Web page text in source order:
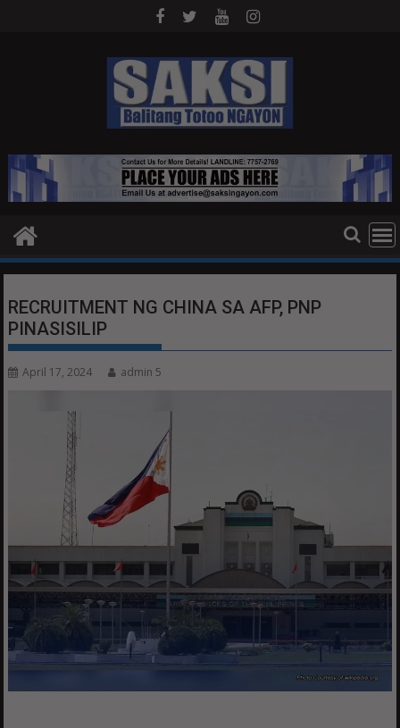
RECRUITMENT NG CHINA SA AFP, PNP
PINASISILIP
April 17, 2024 admin 5